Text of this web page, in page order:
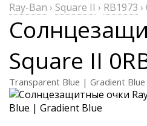
Ray-Ban › Square II › RB1973 ›
Square II
Transparent Blue | Gradient Blue